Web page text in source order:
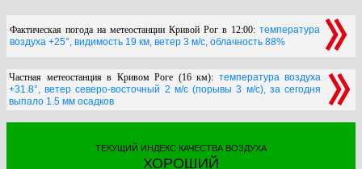
Фактическая погода на метеостанции Кривой Рог в 12:00: температура
воздуха +25°, видимость 19 км, ветер 3 м/с, облачность 88%
Частная метеостанция в Кривом Роге (16 км): температура воздуха
+31.8°, ветер северо-восточный 2 м/с (порывы 3 м/с), за сегодня
выпало 1.5 мм осадков
ТЕКУЩИЙ ИНДЕКС КАЧЕСТВА ВОЗДУХА
ХОРОШИЙ